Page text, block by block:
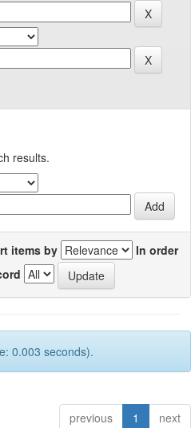
results.
items by
In order
0.003 seconds).
previous 1 next